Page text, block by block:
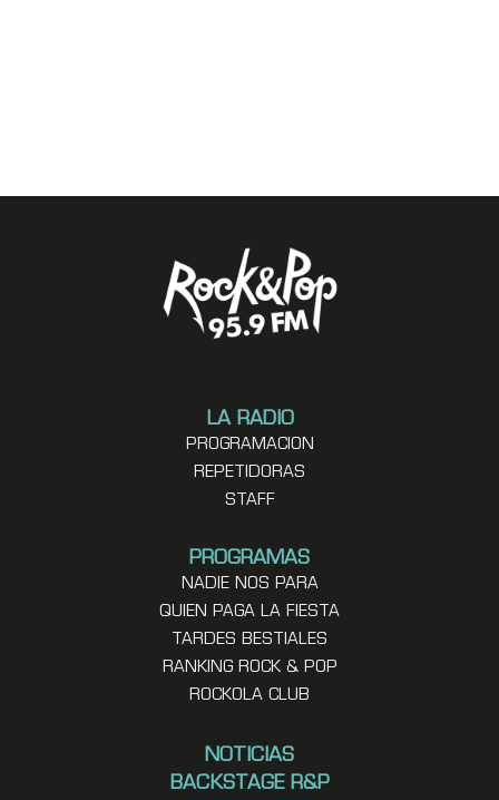
LA RADIO
PROGRAMACION
REPETIDORAS
STAFF
PROGRAMAS
NADIE NOS PARA
QUIEN PAGA LA FIESTA
TARDES BESTIALES
RANKING ROCK & POP
ROCKOLA CLUB
NOTICIAS
BACKSTAGE R&P